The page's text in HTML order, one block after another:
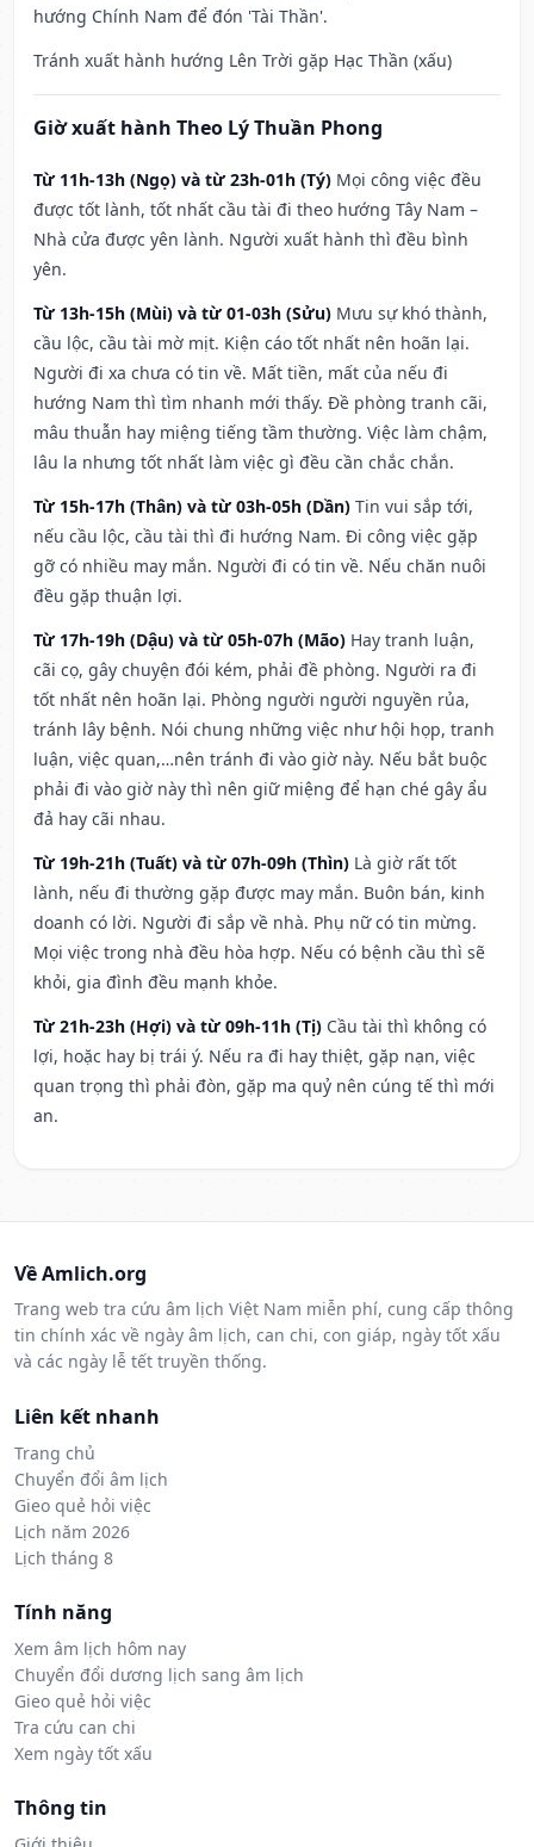
hướng Chính Nam để đón 'Tài Thần'.
Tránh xuất hành hướng Lên Trời gặp Hạc Thần (xấu)
Giờ xuất hành Theo Lý Thuần Phong
Từ 11h-13h (Ngọ) và từ 23h-01h (Tý) Mọi công việc đều
được tốt lành, tốt nhất cầu tài đi theo hướng Tây Nam –
Nhà cửa được yên lành. Người xuất hành thì đều bình
yên.
Từ 13h-15h (Mùi) và từ 01-03h (Sửu) Mưu sự khó thành,
cầu lộc, cầu tài mờ mịt. Kiện cáo tốt nhất nên hoãn lại.
Người đi xa chưa có tin về. Mất tiền, mất của nếu đi
hướng Nam thì tìm nhanh mới thấy. Đề phòng tranh cãi,
mâu thuẫn hay miệng tiếng tầm thường. Việc làm chậm,
lâu la nhưng tốt nhất làm việc gì đều cần chắc chắn.
Từ 15h-17h (Thân) và từ 03h-05h (Dần) Tin vui sắp tới,
nếu cầu lộc, cầu tài thì đi hướng Nam. Đi công việc gặp
gỡ có nhiều may mắn. Người đi có tin về. Nếu chăn nuôi
đều gặp thuận lợi.
Từ 17h-19h (Dậu) và từ 05h-07h (Mão) Hay tranh luận,
cãi cọ, gây chuyện đói kém, phải đề phòng. Người ra đi
tốt nhất nên hoãn lại. Phòng người người nguyền rủa,
tránh lây bệnh. Nói chung những việc như hội họp, tranh
luận, việc quan,…nên tránh đi vào giờ này. Nếu bắt buộc
phải đi vào giờ này thì nên giữ miệng để hạn ché gây ẩu
đả hay cãi nhau.
Từ 19h-21h (Tuất) và từ 07h-09h (Thìn) Là giờ rất tốt
lành, nếu đi thường gặp được may mắn. Buôn bán, kinh
doanh có lời. Người đi sắp về nhà. Phụ nữ có tin mừng.
Mọi việc trong nhà đều hòa hợp. Nếu có bệnh cầu thì sẽ
khỏi, gia đình đều mạnh khỏe.
Từ 21h-23h (Hợi) và từ 09h-11h (Tị) Cầu tài thì không có
lợi, hoặc hay bị trái ý. Nếu ra đi hay thiệt, gặp nạn, việc
quan trọng thì phải đòn, gặp ma quỷ nên cúng tế thì mới
an.
Về Amlich.org
Trang web tra cứu âm lịch Việt Nam miễn phí, cung cấp thông
tin chính xác về ngày âm lịch, can chi, con giáp, ngày tốt xấu
và các ngày lễ tết truyền thống.
Liên kết nhanh
Trang chủ
Chuyển đổi âm lịch
Gieo quẻ hỏi việc
Lịch năm 2026
Lịch tháng 8
Tính năng
Xem âm lịch hôm nay
Chuyển đổi dương lịch sang âm lịch
Gieo quẻ hỏi việc
Tra cứu can chi
Xem ngày tốt xấu
Thông tin